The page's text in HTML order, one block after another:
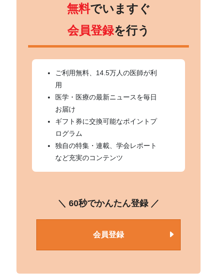
無料でいますぐ
会員登録を行う
ご利用無料、14.5万人の医師が利
用
医学・医療の最新ニュースを毎日
お届け
ギフト券に交換可能なポイントプ
ログラム
独自の特集・連載、学会レポート
など充実のコンテンツ
＼ 60秒でかんたん登録 ／
会員登録